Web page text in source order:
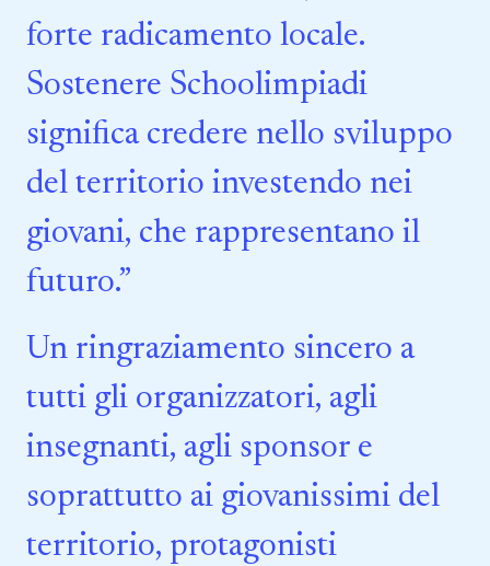
forte radicamento locale.
Sostenere Schoolimpiadi
significa credere nello sviluppo
del territorio investendo nei
giovani, che rappresentano il
futuro.”
Un ringraziamento sincero a
tutti gli organizzatori, agli
insegnanti, agli sponsor e
soprattutto ai giovanissimi del
territorio, protagonisti